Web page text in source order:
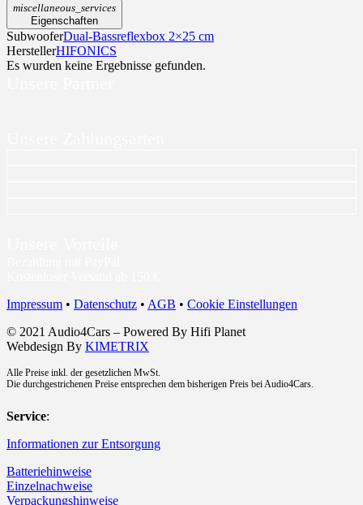
miscellaneous_services
Eigenschaften
SubwooferDual-Bassreflexbox 2×25 cm
HerstellerHIFONICS
Es wurden keine Ergebnisse gefunden.
Impressum • Datenschutz • AGB • Cookie Einstellungen
© 2021 Audio4Cars – Powered By Hifi Planet
Webdesign By KIMETRIX
Alle Preise inkl. der gesetzlichen MwSt.
Die durchgestrichenen Preise entsprechen dem bisherigen Preis bei Audio4Cars.
Service:
Informationen zur Entsorgung
Batteriehinweise
Einzelnachweise
Verpackungshinweise